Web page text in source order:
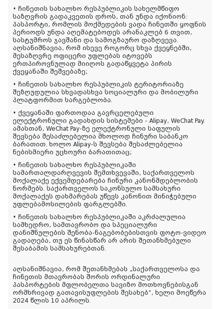
• ჩინეთის სახალხო რესპუბლიკის სახელმწიფო
საზღვრის გადაკვეთის დროს, თან უნდა იქონიონ:
პასპორტი, რომლის მოქმედების ვადა ჩინეთში ყოფნის
პერიოდს უნდა აღემატებოდეს არანაკლებ 6 თვით,
სასტუმროს ჯავშანი და სამოგზაურო დაზღვევა.
აღსანიშნავია, რომ ისევე როგორც სხვა ქვეყნებში,
მესაზღვრე ოფიცერი უფლებას იტოვებს
ერთპიროვნულად მიიღოს გადაწყვეტა პირის
ქვეყანაში შეშვებაზე;
• ჩინეთის სახალხო რესპუბლიკის ტერიტორიაზე
შეზღუდულია სხვადასხვა სოციალური და მობილური
პლატფორმით სარგებლობა.
• ქვეყანაში ფართოდაა გავრცელებული
ელექტრონული გადახდის სისტემები - Alipay, WeChat Pay.
ამასთან, WeChat Pay-ზე ელექტრონული საფულის
შევსება შესაძლებელია მხოლოდ ჩინური საბანკო
ბარათით. ხოლო Alipay-ს შევსება შესაძლებელია
ნებისმიერი უცხოური ბარათითაც;
• ჩინეთის სახალხო რესპუბლიკაში
სამართალდარღვევის შემთხვევაში, საქართველოს
მოქალაქე ექვემდებარება ჩინური კანონმდებლობის
ნორმებს. საქართველოს საკონსულო სამსახური
მოქალაქეს დახმარებას უწევს კანონით მინიჭებული
უფლებამოსილების ფარგლებში.
• ჩინეთის სახალხო რესპუბლიკაში აკრძალულია
სამხედრო, სამთავრობო და სპეციალური
დანიშნულების შენობა-ნაგებობებისთვის ფოტო-ვიდეო
გადაღება, თუ ეს წინასწარ არ არის შეთანხმებული
შესაბამის სამსახურებთან.
აღსანიშნავია, რომ შეთანხმებას „საქართველოსა და
ჩინეთის მთავრობას შორის ორდინალური
პასპორტების მფლობელთა სავიზო მოთხოვნებისგან
ორმხრივად გათავისუფლების შესახებ”, ხელი მოეწერა
2024 წლის 10 აპრილს.